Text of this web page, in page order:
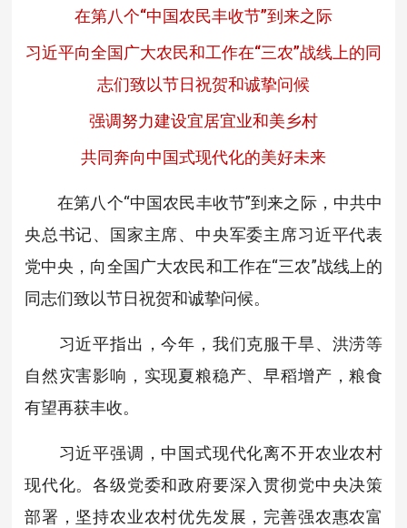
在第八个“中国农民丰收节”到来之际
习近平向全国广大农民和工作在“三农”战线上的同
志们致以节日祝贺和诚挚问候
强调努力建设宜居宜业和美乡村
共同奔向中国式现代化的美好未来
在第八个“中国农民丰收节”到来之际，中共中
央总书记、国家主席、中央军委主席习近平代表
党中央，向全国广大农民和工作在“三农”战线上的
同志们致以节日祝贺和诚挚问候。
习近平指出，今年，我们克服干旱、洪涝等
自然灾害影响，实现夏粮稳产、早稻增产，粮食
有望再获丰收。
习近平强调，中国式现代化离不开农业农村
现代化。各级党委和政府要深入贯彻党中央决策
部署，坚持农业农村优先发展，完善强农惠农富